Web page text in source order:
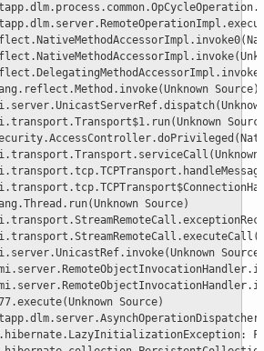
Source)
Source)
Source)